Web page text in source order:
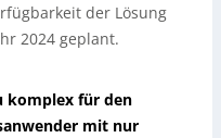
der Lösung
2024 geplant.
komplex für den
mit nur